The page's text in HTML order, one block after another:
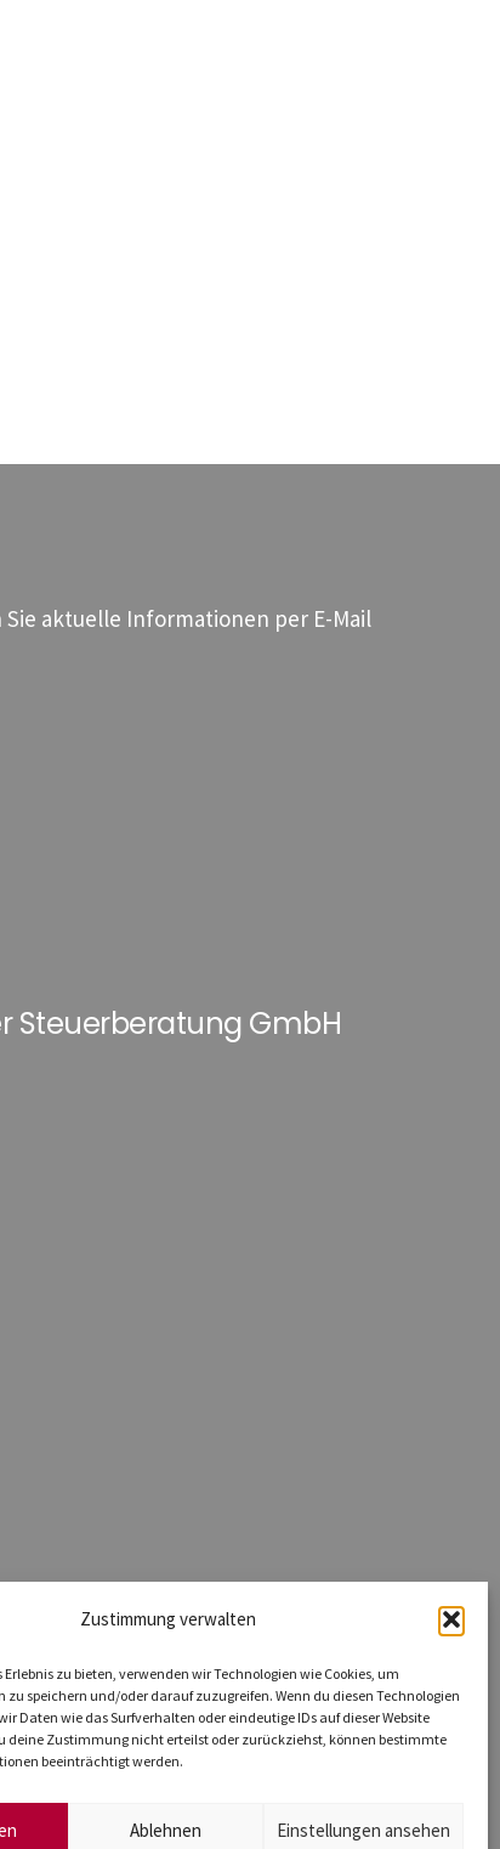
Zustimmung verwalten
zu bieten, verwenden wir Technologien wie Cookies, um
zu speichern und/oder darauf zuzugreifen. Wenn du diesen Technologien
Daten wie das Surfverhalten oder eindeutige IDs auf dieser Website
deine Zustimmung nicht erteilst oder zurückziehst, können bestimmte
beeinträchtigt werden.
Ablehnen Einstellungen ansehen
aktuelle Informationen per E-Mail
Steuerberatung GmbH